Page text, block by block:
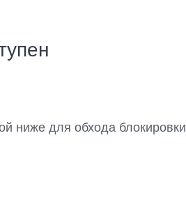
ниже для обхода блокировки